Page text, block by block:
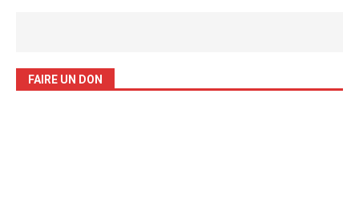
FAIRE UN DON